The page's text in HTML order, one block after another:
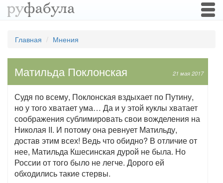
Главная Мнения
21 мая 2017
Матильда Поклонская
Судя по всему, Поклонская вздыхает по Путину,
но у того хватает ума… Да и у этой куклы хватает
соображения сублимировать свои вожделения на
Николая II. И потому она ревнует Матильду,
достав этим всех! Ведь что обидно? В отличие от
нее, Матильда Кшесинская дурой не была. Но
России от того было не легче. Дорого ей
обходились такие стервы.